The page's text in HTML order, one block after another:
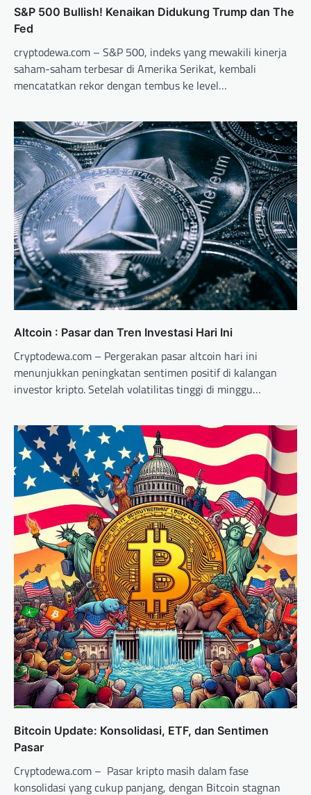
S&P 500 Bullish! Kenaikan Didukung Trump dan The
Fed
cryptodewa.com – S&P 500, indeks yang mewakili kinerja
saham-saham terbesar di Amerika Serikat, kembali
mencatatkan rekor dengan tembus ke level…
Altcoin : Pasar dan Tren Investasi Hari Ini
Cryptodewa.com – Pergerakan pasar altcoin hari ini
menunjukkan peningkatan sentimen positif di kalangan
investor kripto. Setelah volatilitas tinggi di minggu…
Bitcoin Update: Konsolidasi, ETF, dan Sentimen
Pasar
Cryptodewa.com – Pasar kripto masih dalam fase
konsolidasi yang cukup panjang, dengan Bitcoin stagnan